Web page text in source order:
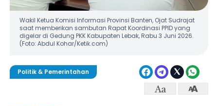
Wakil Ketua Komisi Informasi Provinsi Banten, Ojat Sudrajat
saat memberikan sambutan Rapat Koordinasi PPID yang
digelar di Gedung PKK Kabupaten Lebak, Rabu 3 Juni 2026.
(Foto: Abdul Kohar/Ketik.com)
Politik & Pemerintahan